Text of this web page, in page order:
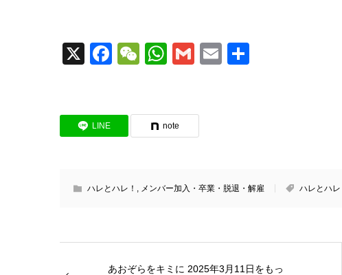
X Facebook
WeChat
WhatsApp
GmailEmail
LINE note
ハレとハレ！ , メンバー加入・卒業・脱退・解雇 ハレとハレ
あおぞらをキミに 2025年3月11日をもっ